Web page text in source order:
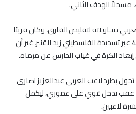
محاولاته لتقليص الفارق، وكان قريبًا
من التسجيل في الدقيقة 49 عبر تسديدة الفلسطيني زيد القنبر، غير أن
إبعاد الكرة في غياب الحارس عن مرماه.
78 نقطة تحول بطرد لاعب العربي عبدالعزيز نصاري
عقب تدخل قوي على عموري، ليكمل
لاعبين.